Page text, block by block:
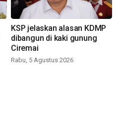
KSP jelaskan alasan KDMP
dibangun di kaki gunung
Ciremai
Rabu, 5 Agustus 2026